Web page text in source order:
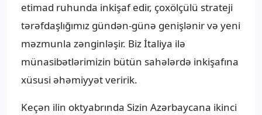
etimad ruhunda inkişaf edir, çoxölçülü strateji
tərəfdaşlığımız gündən-günə genişlənir və yeni
məzmunla zənginləşir. Biz İtaliya ilə
münasibətlərimizin bütün sahələrdə inkişafına
xüsusi əhəmiyyət veririk.
Keçən ilin oktyabrında Sizin Azərbaycana ikinci